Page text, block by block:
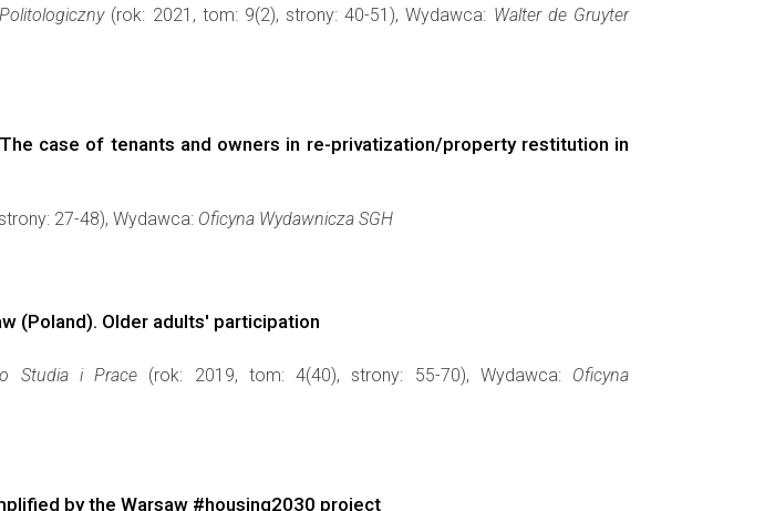
(rok: 2021, tom: 9(2), strony: 40-51), Wydawca: Walter de Gruyter
case of tenants and owners in re-privatization/property restitution in
27-48), Wydawca: Oficyna Wydawnicza SGH
(Poland). Older adults' participation
Studia i Prace (rok: 2019, tom: 4(40), strony: 55-70), Wydawca: Oficyna
by the Warsaw #housing2030 project